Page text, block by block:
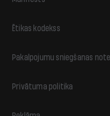
Ētikas kodekss
Pakalpojumu sniegšanas
Privātuma politika